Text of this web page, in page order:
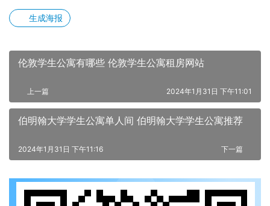
生成海报
伦敦学生公寓有哪些 伦敦学生公寓租房网站
上一篇 2024年1月31日 下午11:01
伯明翰大学学生公寓单人间 伯明翰大学学生公寓推荐
下一篇
2024年1月31日 下午11:16